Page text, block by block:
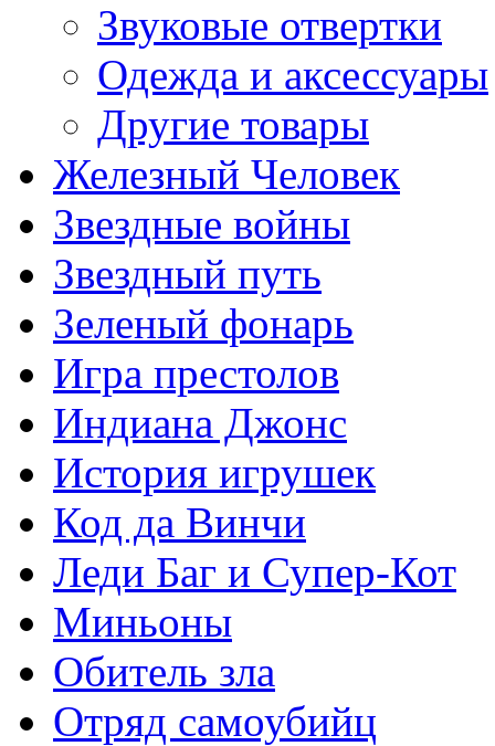
Звуковые отвертки
Одежда и аксессуары
Другие товары
Железный Человек
Звездные войны
Звездный путь
Зеленый фонарь
Игра престолов
Индиана Джонс
История игрушек
Код да Винчи
Леди Баг и Супер-Кот
Миньоны
Обитель зла
Отряд самоубийц